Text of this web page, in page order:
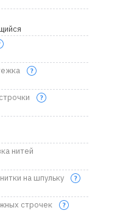
нитей
на шпульку
строчек